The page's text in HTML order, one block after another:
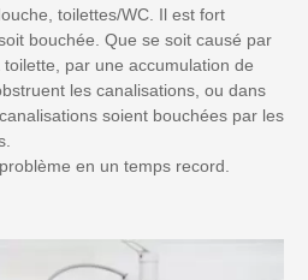
toilettes/WC. Il est fort
bouchée. Que se soit causé par
par une accumulation de
les canalisations, ou dans
soient bouchées par les
en un temps record.